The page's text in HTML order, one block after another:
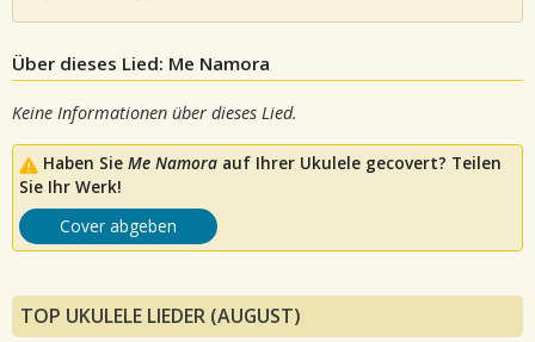
Über dieses Lied: Me Namora
Keine Informationen über dieses Lied.
Haben Sie Me Namora auf Ihrer Ukulele gecovert? Teilen
Sie Ihr Werk!
Cover abgeben
TOP UKULELE LIEDER (AUGUST)